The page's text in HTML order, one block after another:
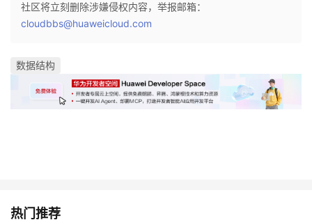
社区将立刻删除涉嫌侵权内容，举报邮箱：
cloudbbs@huaweicloud.com
数据结构
热门推荐